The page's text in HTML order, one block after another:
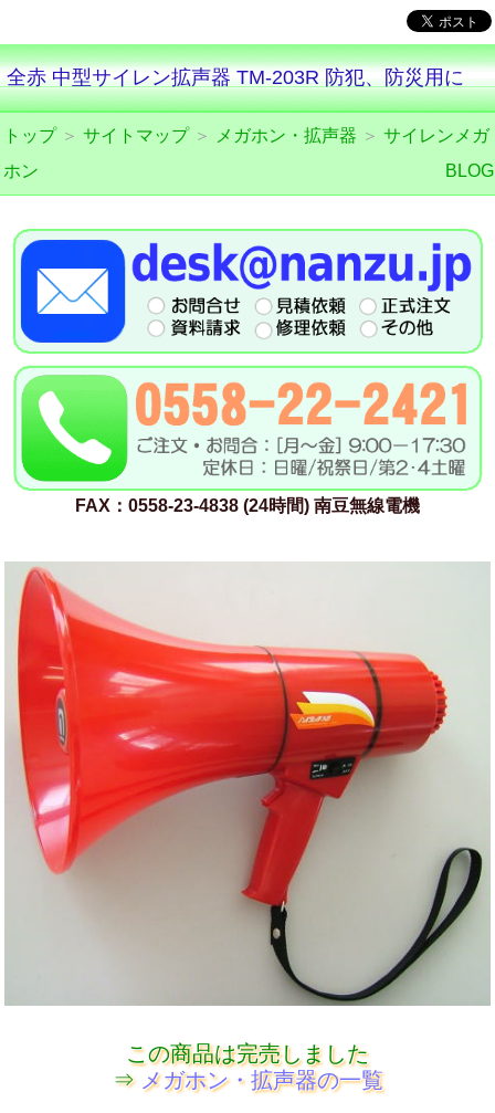
全赤 中型サイレン拡声器 TM-203R 防犯、防災用に
トップ＞ サイトマップ＞ メガホン・拡声器 ＞ サイレンメガ
ホン
BLOG
FAX：0558-23-4838 (24時間) 南豆無線電機
この商品は完売しました
⇒ メガホン・拡声器の一覧